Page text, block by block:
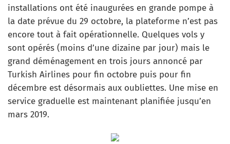
installations ont été inaugurées en grande pompe à
la date prévue du 29 octobre, la plateforme n’est pas
encore tout à fait opérationnelle. Quelques vols y
sont opérés (moins d’une dizaine par jour) mais le
grand déménagement en trois jours annoncé par
Turkish Airlines pour fin octobre puis pour fin
décembre est désormais aux oubliettes. Une mise en
service graduelle est maintenant planifiée jusqu’en
mars 2019.